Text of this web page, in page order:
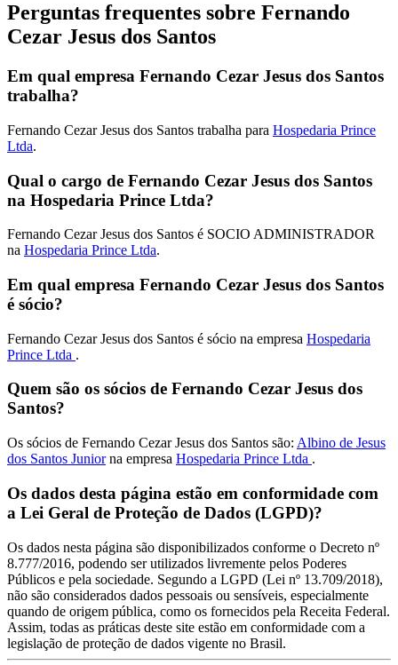
Perguntas frequentes sobre Fernando
Cezar Jesus dos Santos
Em qual empresa Fernando Cezar Jesus dos Santos
trabalha?
Fernando Cezar Jesus dos Santos trabalha para Hospedaria Prince
Ltda.
Qual o cargo de Fernando Cezar Jesus dos Santos
na Hospedaria Prince Ltda?
Fernando Cezar Jesus dos Santos é SOCIO ADMINISTRADOR
na Hospedaria Prince Ltda.
Em qual empresa Fernando Cezar Jesus dos Santos
é sócio?
Fernando Cezar Jesus dos Santos é sócio na empresa Hospedaria
Prince Ltda .
Quem são os sócios de Fernando Cezar Jesus dos
Santos?
Os sócios de Fernando Cezar Jesus dos Santos são: Albino de Jesus
dos Santos Juniorna empresa Hospedaria Prince Ltda .
Os dados desta página estão em conformidade com
a Lei Geral de Proteção de Dados (LGPD)?
Os dados nesta página são disponibilizados conforme o Decreto nº
8.777/2016, podendo ser utilizados livremente pelos Poderes
Públicos e pela sociedade. Segundo a LGPD (Lei nº 13.709/2018),
não são considerados dados pessoais ou sensíveis, especialmente
quando de origem pública, como os fornecidos pela Receita Federal.
Assim, todas as práticas deste site estão em conformidade com a
legislação de proteção de dados vigente no Brasil.